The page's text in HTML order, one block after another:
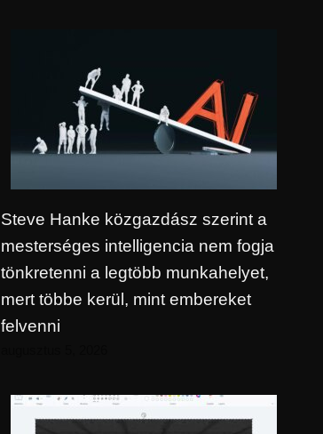
Steve Hanke közgazdász szerint a
mesterséges intelligencia nem fogja
tönkretenni a legtöbb munkahelyet,
mert többe kerül, mint embereket
felvenni